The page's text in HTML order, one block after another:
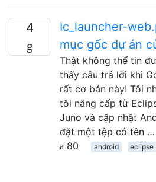
4
Ic_launcher-
mục gốc dự án
Thật không thể tin
thấy câu trả lời khi
rất cơ bản này! Tôi
tôi nâng cấp từ
Juno và cập nhật
đặt một tệp có tên …
80
android eclipse